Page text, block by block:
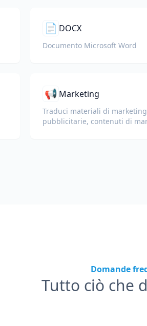
📄 DOCX
Documento Microsoft Word
📢 Marketing
Traduci materiali di
pubblicitarie, contenuti di
Domande
Tutto ciò che